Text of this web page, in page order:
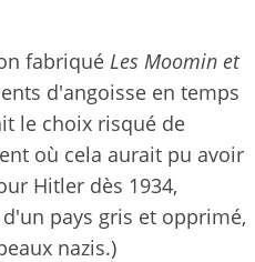
fabriqué Les Moomin et
d'angoisse en temps
le choix risqué de
où cela aurait pu avoir
Hitler dès 1934,
pays gris et opprimé,
nazis.)